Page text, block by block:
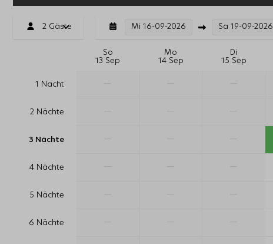
2 Gäste Mi 16-09-2026 Sa 19-09-2026
So
13 Sep
Mo
14 Sep
Di
15 Sep
1 Nacht
2 Nächte
3 Nächte
4 Nächte
5 Nächte
6 Nächte